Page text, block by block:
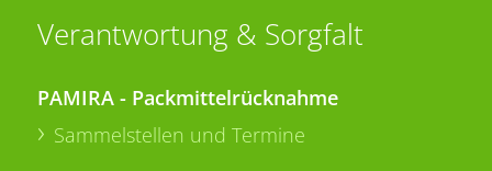
Verantwortung & Sorgfalt
PAMIRA - Packmittelrücknahme
Sammelstellen und Termine